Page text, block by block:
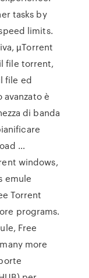
tasks by
limits.
µTorrent
file torrent,
file ed
avanzato è
di banda
…
windows,
emule
Torrent
programs.
Free
more